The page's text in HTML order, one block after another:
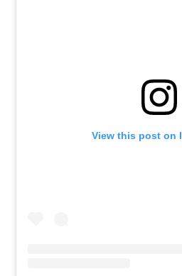
View this post on